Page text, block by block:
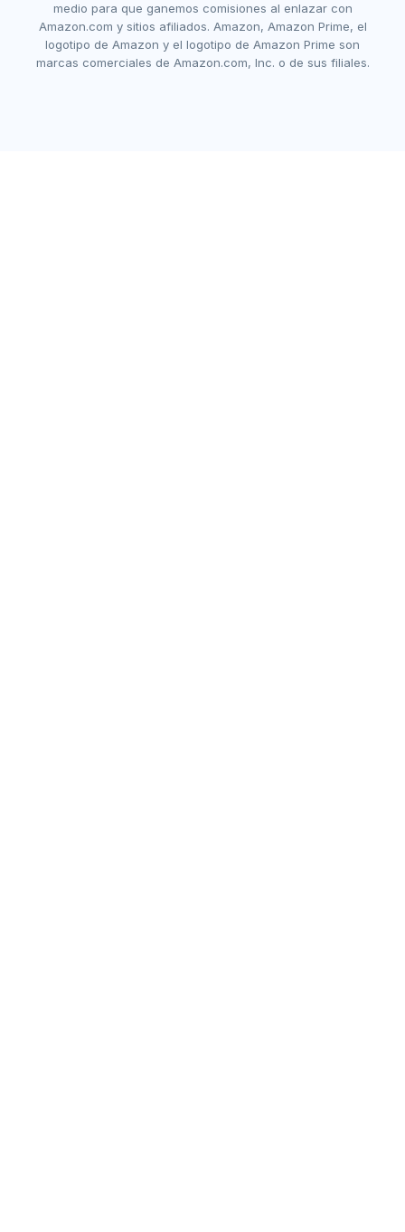
medio para que ganemos comisiones al enlazar con
Amazon.com y sitios afiliados. Amazon, Amazon Prime, el
logotipo de Amazon y el logotipo de Amazon Prime son
marcas comerciales de Amazon.com, Inc. o de sus filiales.